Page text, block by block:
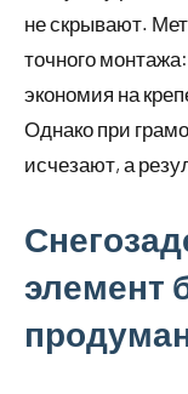
не скрывают.
точного
экономия на
Однако при
исчезают, а
элемент